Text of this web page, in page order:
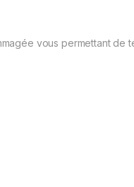
vous permettant de